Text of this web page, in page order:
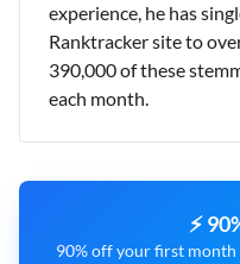
experience, he has
Ranktracker site to
390,000 of these
each month.
⚡
90% off your first